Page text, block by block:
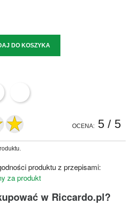
DO KOSZYKA
OCENA: 5 / 5
produktu z przepisami:
za produkt
w Riccardo.pl?